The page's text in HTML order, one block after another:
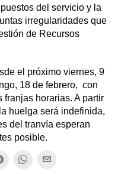
del servicio y la
irregularidades que
de Recursos
el próximo viernes, 9
18 de febrero, con
franjas horarias. A partir
huelga será indefinida,
del tranvía esperan
posible.